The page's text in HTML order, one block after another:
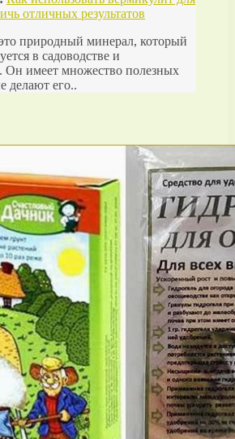
отличных результатов
природный минерал, который
в садоводстве и
Он имеет множество полезных
делают его..